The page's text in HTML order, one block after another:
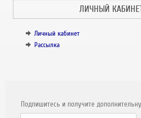
ЛИЧНЫЙ
Личный кабинет
Рассылка
Подпишитесь и получите